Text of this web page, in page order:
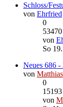
Schloss/
von Ehrfried
0
53470
von
So
Neues 686 -
von Matthias
0
15193
von